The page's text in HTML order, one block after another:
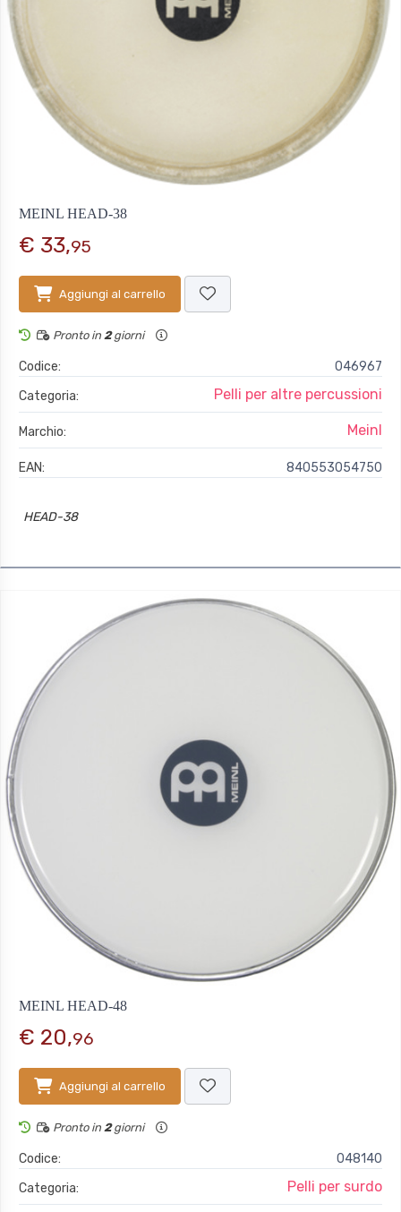
MEINL HEAD-38
€ 33,95
Aggiungi al carrello
Pronto in 2giorni
Codice:
046967
Categoria:
Pelli per altre percussioni
Marchio: Meinl
EAN: 840553054750
HEAD-38
MEINL HEAD-48
€ 20,96
Aggiungi al carrello
Pronto in 2giorni
Codice:
048140
Categoria:
Pelli per surdo